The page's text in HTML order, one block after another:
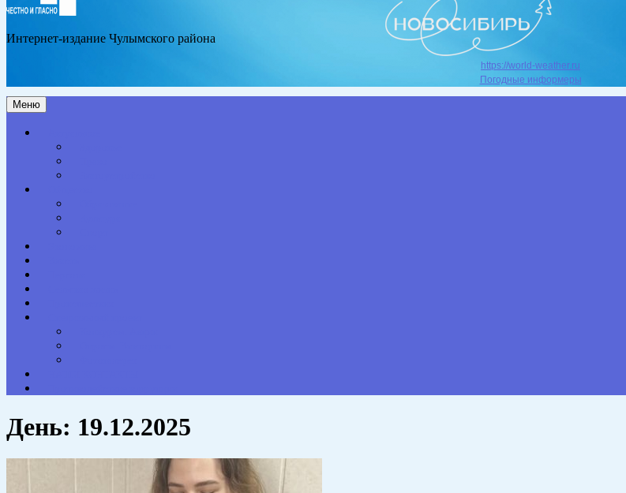
Интернет-издание Чулымского района
https://world-weather.ru
Погодные информеры
Меню
День: 19.12.2025